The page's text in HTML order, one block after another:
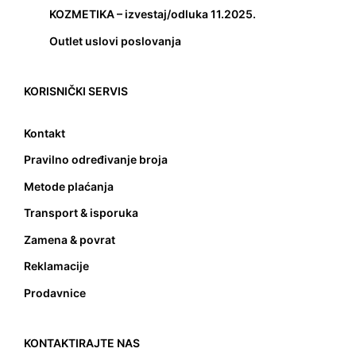
KOZMETIKA – izvestaj/odluka 11.2025.
Outlet uslovi poslovanja
KORISNIČKI SERVIS
Kontakt
Pravilno određivanje broja
Metode plaćanja
Transport & isporuka
Zamena & povrat
Reklamacije
Prodavnice
KONTAKTIRAJTE NAS